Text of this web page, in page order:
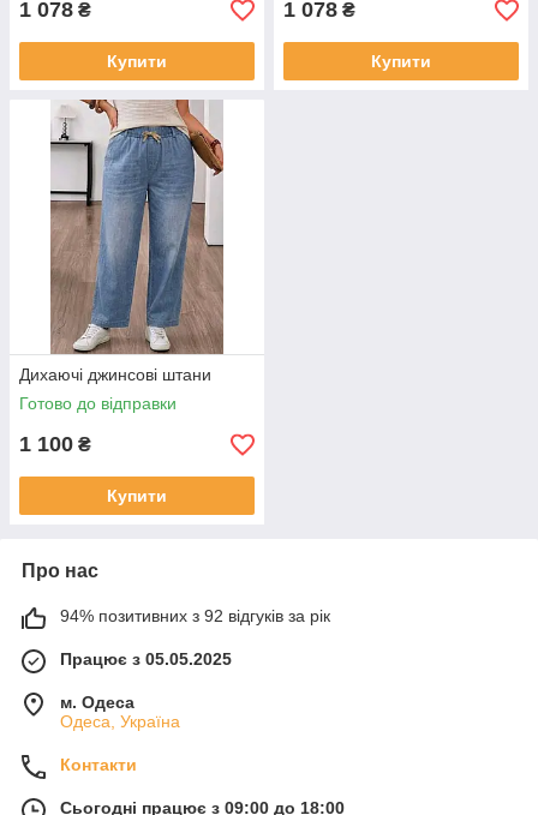
1 078 ₴
Купити
1 078 ₴
Купити
Дихаючі джинсові штани
Готово до відправки
1 100 ₴
Купити
Про нас
94% позитивних з 92 відгуків за рік
Працює з 05.05.2025
м. Одеса
Одеса, Україна
Контакти
Сьогодні працює з 09:00 до 18:00